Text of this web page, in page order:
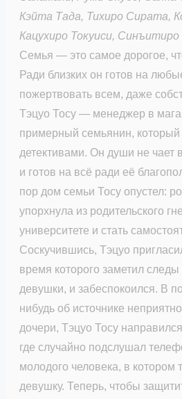
Кэйта Тада, Тихиро Сирата,
Кацухиро Токуиси,
Семья — это самое дорогое,
Ради близких он готов на
пожертвовать всем, даже
Тэцуо Тосу — менеджер в
примерный семьянин, который
детективами. Он души не чает
и готов на всё ради её
пор дом семьи Тосу опустел:
упорхнула из родительского
университете и стать
Соскучившись, Тэцуо
время которого заметил
девушки, и забеспокоился. В
нибудь об источнике
дочери, Тэцуо Тосу
где случайно подслушал
молодого человека, в котором
девушку. Теперь, чтобы